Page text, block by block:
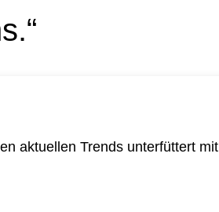
aktuellen Trends unterfüttert mit